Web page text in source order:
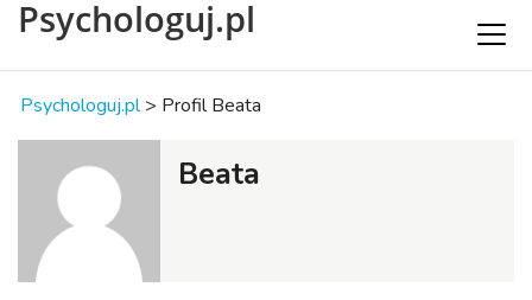
Psychologuj.pl
Psychologuj.pl > Profil Beata
Beata